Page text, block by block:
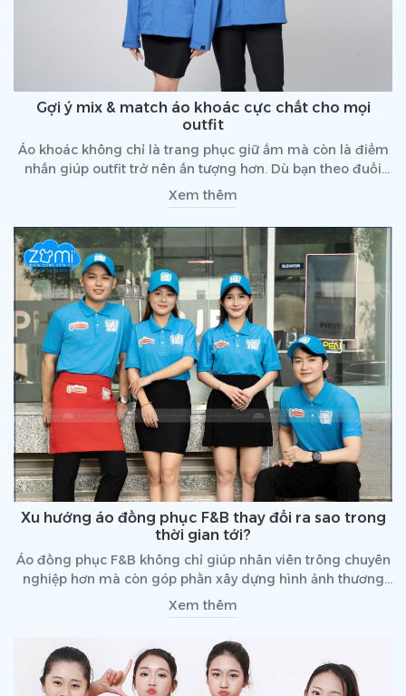
Gợi ý mix & match áo khoác cực chất cho mọi
outfit
Áo khoác không chỉ là trang phục giữ ấm mà còn là điểm
nhấn giúp outfit trở nên ấn tượng hơn. Dù bạn theo đuổi
phong cách cá tính, thanh lịch hay năng động, một chiếc
áo khoác phù hợp sẽ giúp bạn tỏa sáng trong mọi hoàn
cảnh.
Xem thêm
Xu hướng áo đồng phục F&B thay đổi ra sao trong
thời gian tới?
Áo đồng phục F&B không chỉ giúp nhân viên trông chuyên
nghiệp hơn mà còn góp phần xây dựng hình ảnh thương
hiệu trong mắt khách hàng. Năm nay, xu hướng thiết kế áo
đồng phục F&B tập trung vào sự hiện đại, trẻ trung nhưng
Xem thêm